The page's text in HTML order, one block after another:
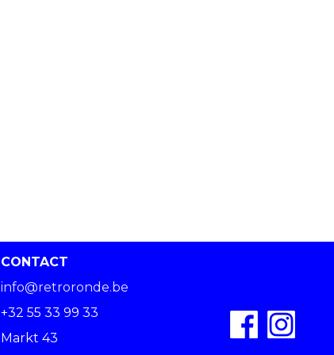
CONTACT
info@retroronde.be
+32 55 33 99 33
Markt 43